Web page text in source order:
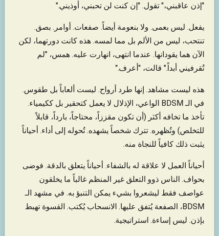
"إذن عاقبني،" تقول. "إن كنت لن تحبني، أوذيني."
يفعل. ليس بعمى. ولا بنعومة أيضاً. صفعات. أوامر. بصق.
تنتحب، ليس من الألم بل مما لمسه. هذه كانت دورتهما، لكن
الآن هما يقودانها. عندما انتهى، انهارت عليه. همس، "لم
تُقرفيني أبداً." قالت، "أعرف."
هذه ليست مشاهد. إنها طرد أرواح. ليست ألعاباً بل طقوس.
في الـ BDSM الواعي، الإذلال لا يعمل كتحقير بل ككيمياء.
تأخذ ما تخافه أكثر (أن تكون مقززاً، محتاجاً، بارداً، قابلاً
للتخلص) وتُظهره. تترك شخصاً يشهده. تُحوله إلى أداء. أحياناً
يثبت ذلك كافياً للنجاة منه.
أحياناً العمل لا علاقة له بالشفاء. أحياناً يتعلق بالدقة. فوضى
بحواف. الناس ذوو التعلق غير المنظم غالباً ما يخلقون
عواصف فقط ليشعروا بشيء يمكن التنبؤ به. في مشهد الـ
BDSM، الصفعة يُتفق عليها. الانسحاب يُكتب. القسوة تهبط
بإذن. ليس إساءة. استراتيجية.